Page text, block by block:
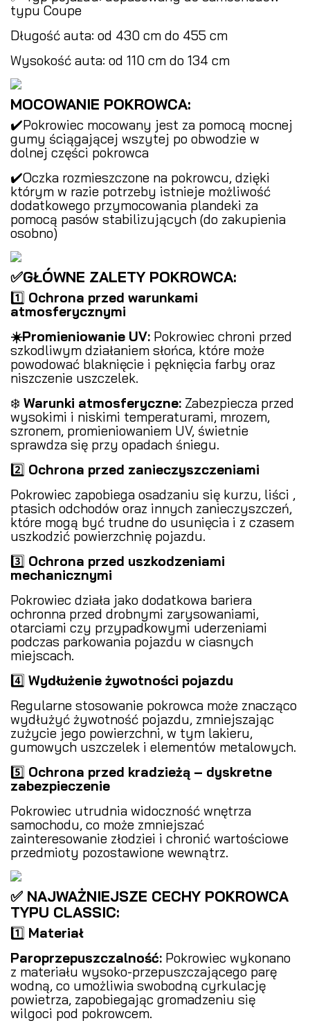
typu Coupe
Długość auta: od 430 cm do 455 cm
Wysokość auta: od 110 cm do 134 cm
MOCOWANIE POKROWCA:
✔️Pokrowiec mocowany jest za pomocą mocnej
gumy ściągającej wszytej po obwodzie w
dolnej części pokrowca
✔️Oczka rozmieszczone na pokrowcu, dzięki
którym w razie potrzeby istnieje możliwość
dodatkowego przymocowania plandeki za
pomocą pasów stabilizujących (do zakupienia
osobno)
✅GŁÓWNE ZALETY POKROWCA:
1️⃣ Ochrona przed warunkami
atmosferycznymi
☀️Promieniowanie UV: Pokrowiec chroni przed
szkodliwym działaniem słońca, które może
powodować blaknięcie i pęknięcia farby oraz
niszczenie uszczelek.
❄️ Warunki atmosferyczne: Zabezpiecza przed
wysokimi i niskimi temperaturami, mrozem,
szronem, promieniowaniem UV, świetnie
sprawdza się przy opadach śniegu.
2️⃣ Ochrona przed zanieczyszczeniami
Pokrowiec zapobiega osadzaniu się kurzu, liści ,
ptasich odchodów oraz innych zanieczyszczeń,
które mogą być trudne do usunięcia i z czasem
uszkodzić powierzchnię pojazdu.
3️⃣ Ochrona przed uszkodzeniami
mechanicznymi
Pokrowiec działa jako dodatkowa bariera
ochronna przed drobnymi zarysowaniami,
otarciami czy przypadkowymi uderzeniami
podczas parkowania pojazdu w ciasnych
miejscach.
4️⃣ Wydłużenie żywotności pojazdu
Regularne stosowanie pokrowca może znacząco
wydłużyć żywotność pojazdu, zmniejszając
zużycie jego powierzchni, w tym lakieru,
gumowych uszczelek i elementów metalowych.
5️⃣ Ochrona przed kradzieżą – dyskretne
zabezpieczenie
Pokrowiec utrudnia widoczność wnętrza
samochodu, co może zmniejszać
zainteresowanie złodziei i chronić wartościowe
przedmioty pozostawione wewnątrz.
✅ NAJWAŻNIEJSZE CECHY POKROWCA
TYPU CLASSIC:
1️⃣ Materiał
Paroprzepuszczalność: Pokrowiec wykonano
z materiału wysoko-przepuszczającego parę
wodną, co umożliwia swobodną cyrkulację
powietrza, zapobiegając gromadzeniu się
wilgoci pod pokrowcem.